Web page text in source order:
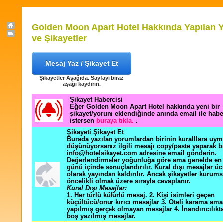
Golden Moon Apart Hotel Hakkında Yapılan
ve Şikayetler
Mesaj Yaz / Şikayet Et
Şikayetler Aşağıda. Sayfayı biraz
aşağı kaydırın.
Şikayet Habercisi
Eğer Golden Moon Apart Hotel hakkında yeni bir
şikayet/yorum eklendiğinde anında email ile
istersen buraya tıkla. .
Şikayeti Şikayet Et
Burada yazılan yorumlardan birinin kuralllara
düşünüyorsanız ilgili mesajı copy/paste yaparak
info@hotelsikayet.com adresine email gönderin.
Değerlendirmeler yoğunluğa göre ama genelde
günü içinde sonuçlandırılır. Kural dışı mesajlar
olarak yayından kaldırılır. Ancak şikayetler
öncelikli olmak üzere sırayla cevaplanır.
Kural Dışı Mesajlar:
1. Her türlü küfürlü mesaj. 2. Kişi isimleri geçen
küçültücü/onur kırıcı mesajlar 3. Oteli karama
yapılmış gerçek olmayan mesajlar 4.
boş yazılmış mesajlar.